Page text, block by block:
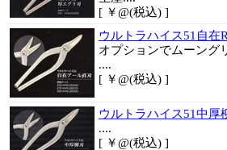
[ ￥@(税込) ]
ウルトラハイス51自在
オプションでムーング
....
[ ￥@(税込) ]
ウルトラハイス51中厚
....
[ ￥@(税込) ]